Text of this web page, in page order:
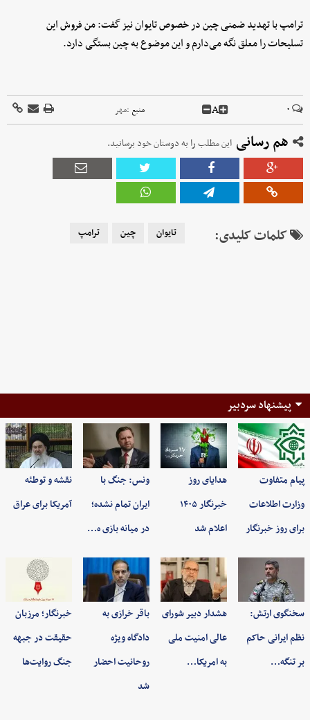
ترامپ با تهدید ضمنی چین در خصوص تایوان نیز گفت: من فروش این
تسلیحات را معلق نگه می‌دارم و این موضوع به چین بستگی دارد.
۰ A منبع :مهر
هم رسانی این مطلب را به دوستان خود برسانید.
کلمات کلیدی: تایوان چین ترامپ
پیشنهاد سردبیر
پیام متفاوت
وزارت اطلاعات
برای روز خبرنگار
هدایای روز
خبرنگار ۱۴۰۵
اعلام شد
ونس: جنگ با
ایران تمام نشده؛
در میانه بازی ه…
نقشه و توطئه
آمریکا برای عراق
سخنگوی ارتش:
نظم ایرانی حاکم
بر تنگه…
هشدار دبیر شورای
عالی امنیت ملی
به امریکا…
باقر خرازی به
دادگاه ویژه
روحانیت احضار
شد
خبرنگار؛ مرزبان
حقیقت در جبهه
جنگ روایت‌ها